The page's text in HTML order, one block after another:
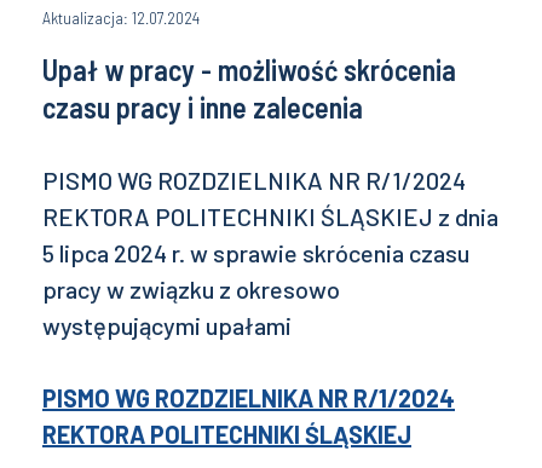
Aktualizacja: 12.07.2024
Upał w pracy - możliwość skrócenia
czasu pracy i inne zalecenia
PISMO WG ROZDZIELNIKA NR R/1/2024
REKTORA POLITECHNIKI ŚLĄSKIEJ z dnia
5 lipca 2024 r. w sprawie skrócenia czasu
pracy w związku z okresowo
występującymi upałami
PISMO WG ROZDZIELNIKA NR R/1/2024
REKTORA POLITECHNIKI ŚLĄSKIEJ